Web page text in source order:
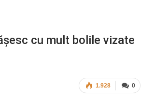
cu mult bolile vizate
0
1.928